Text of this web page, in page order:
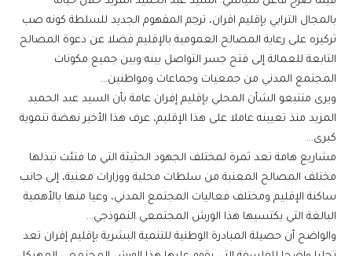
بالمجال الترابي بإقليم افران، ترجم المفهوم الجديد للسلطة كونه صب
تركيزه على رعاية المصالح العمومية بالإقليم فضلا عن دعوة المصالح
التابعة للعمالة إلى فتح جسر التواصل بينه وبين جميع مكونات
المجتمع المدني من جمعيات وجماعات ومواطنين…
ويرى متتبعو الشأن المحلي بإقليم إفران عامة بأن السيد عبد الحميد
المزيد منذ تعيينه عاملا على هذا الإقليم، عرف هذا الأخير نهضة تنموية
كبرى…
مشاريع هامة تعد ثمرة لمختلف الجهود الحثيثة التي ما فتئت تبذلها
مختلف المصالح المعنية من سلطات محلية ووزارات معنية، إلى جانب
ساكنة الإقليم ومختلف فعاليات المجتمع المدني، وعيا منها بالأهمية
البالغة التي يكتسيها هذا الورش المجتمعي النموذجي…
والواضح أن حصيلة المبادرة الوطنية للتنمية البشرية بإقليم إفران تعد